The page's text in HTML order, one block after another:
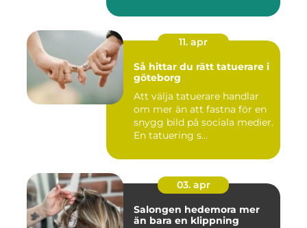
11. apr
Så hittar du rätt tatuerare i
göteborg
Att välja tatuerare handlar
om mer än att fastna för en
snygg bild på sociala medier.
En tatuering s...
03. apr
Salongen hedemora mer
än bara en klippning